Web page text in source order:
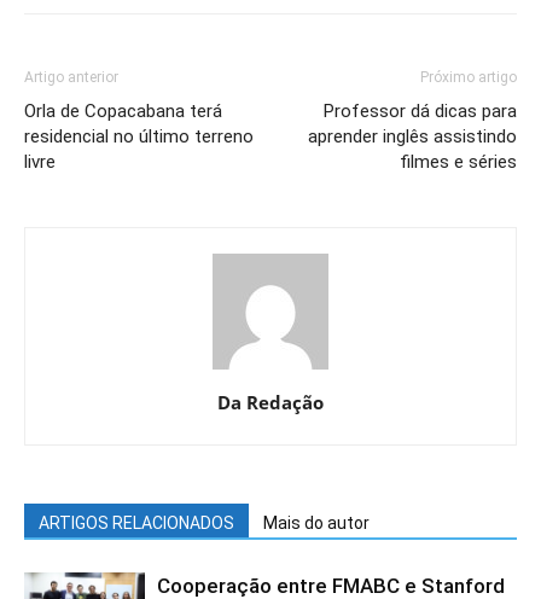
Artigo anterior
Orla de Copacabana terá
residencial no último terreno
livre
Próximo artigo
Professor dá dicas para
aprender inglês assistindo
filmes e séries
Da Redação
ARTIGOS RELACIONADOS Mais do autor
Cooperação entre FMABC e Stanford